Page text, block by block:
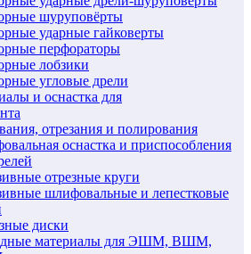
шуруповёрты
ударные гайковерты
перфораторы
лобзики
угловые дрели
и оснастка для
отрезания и полирования
оснастка и приспособления
отрезные круги
шлифовальные и лепестковые
диски
материалы для ЭШМ, ВШМ,